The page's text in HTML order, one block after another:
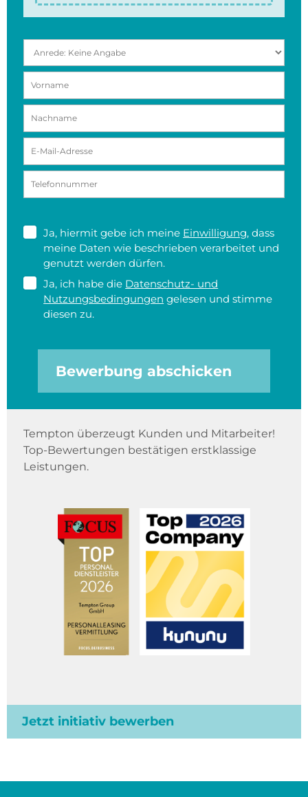
Ja, hiermit gebe ich meine Einwilligung, dass
meine Daten wie beschrieben verarbeitet und
genutzt werden dürfen.
Ja, ich habe die Datenschutz- und
Nutzungsbedingungen gelesen und stimme
diesen zu.
Bewerbung abschicken
Tempton überzeugt Kunden und Mitarbeiter!
Top-Bewertungen bestätigen erstklassige
Leistungen.
Jetzt initiativ bewerben